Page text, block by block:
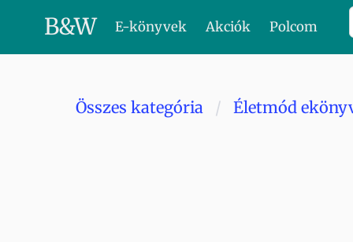
B&W E-könyvek Akciók Polcom
Összes kategória Életmód